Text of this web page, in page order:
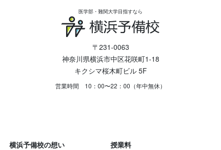
医学部・難関大学目指すなら
〒231-0063
神奈川県横浜市中区花咲町1-18
キクシマ桜木町ビル 5F
営業時間 10：00〜22：00（年中無休）
横浜予備校の想い 授業料